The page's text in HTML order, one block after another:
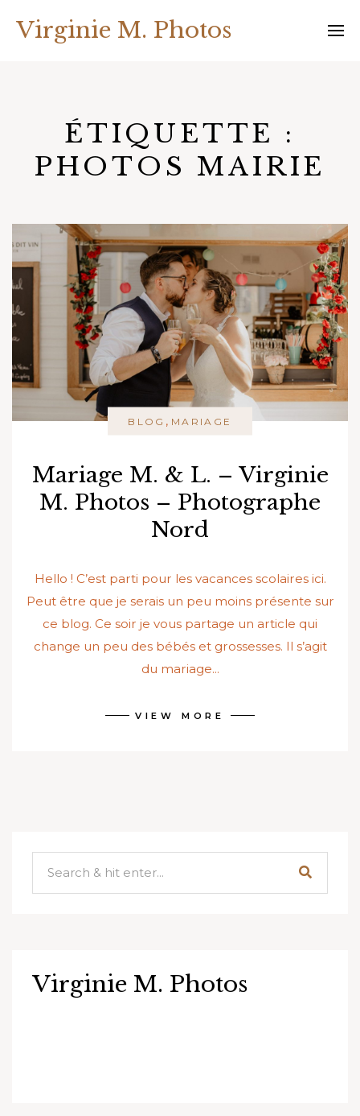
Virginie M. Photos
ÉTIQUETTE :
PHOTOS MAIRIE
BLOG , MARIAGE
Mariage M. & L. – Virginie
M. Photos – Photographe
Nord
Hello ! C’est parti pour les vacances scolaires ici.
Peut être que je serais un peu moins présente sur
ce blog. Ce soir je vous partage un article qui
change un peu des bébés et grossesses. Il s’agit
du mariage...
VIEW MORE
Virginie M. Photos